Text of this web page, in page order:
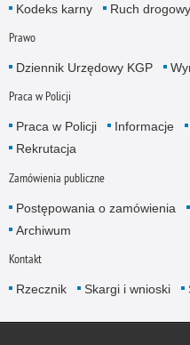
Kodeks karny
Ruch drogowy
Prawo
Dziennik Urzędowy KGP
Praca w Policji
Praca w Policji Informacje
Rekrutacja
Zamówienia publiczne
Postępowania o zamówienia
Archiwum
Kontakt
Rzecznik Skargi i wnioski